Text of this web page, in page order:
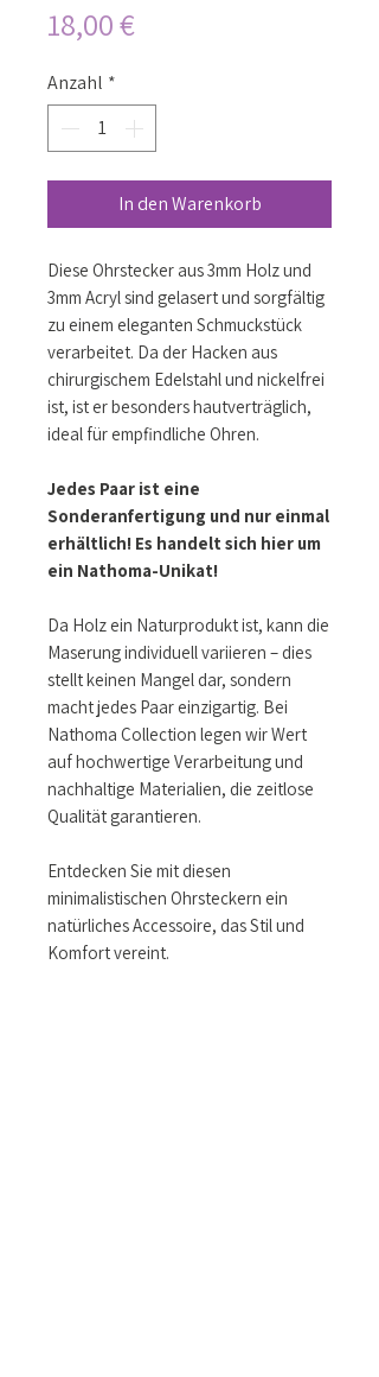
18,00 €Preis
Anzahl *
In den Warenkorb
Diese Ohrstecker aus 3mm Holz und
3mm Acryl sind gelasert und sorgfältig
zu einem eleganten Schmuckstück
verarbeitet. Da der Hacken aus
chirurgischem Edelstahl und nickelfrei
ist, ist er besonders hautverträglich,
ideal für empfindliche Ohren.
Jedes Paar ist eine
Sonderanfertigung und nur einmal
erhältlich! Es handelt sich hier um
ein Nathoma-Unikat!
Da Holz ein Naturprodukt ist, kann die
Maserung individuell variieren – dies
stellt keinen Mangel dar, sondern
macht jedes Paar einzigartig. Bei
Nathoma Collection legen wir Wert
auf hochwertige Verarbeitung und
nachhaltige Materialien, die zeitlose
Qualität garantieren.
Entdecken Sie mit diesen
minimalistischen Ohrsteckern ein
natürliches Accessoire, das Stil und
Komfort vereint.